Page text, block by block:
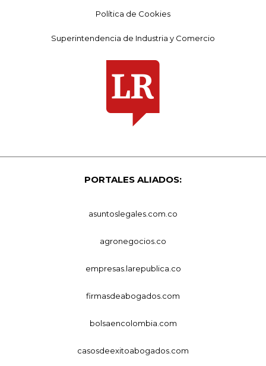
Política de Cookies
Superintendencia de Industria y Comercio
PORTALES ALIADOS:
asuntoslegales.com.co
agronegocios.co
empresas.larepublica.co
firmasdeabogados.com
bolsaencolombia.com
casosdeexitoabogados.com